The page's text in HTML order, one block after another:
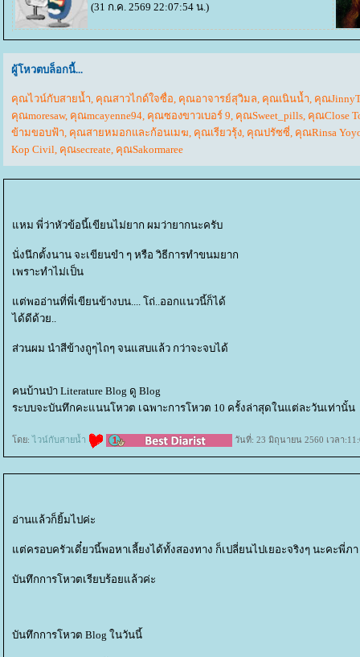
(31 ก.ค. 2569 22:07:54 น.)
ผู้โหวตบล็อกนี้...
คุณไวน์กับสายน้ำ, คุณสาวไกด์ใจซื่อ, คุณอาจารย์สุวิมล, คุณเนินน้ำ, คุณ
คุณmoresaw, คุณmcayenne94, คุณซองขาวเบอร์ 9, คุณSweet_pills, คุณClose
ข้ามขอบฟ้า, คุณสายหมอกและก้อนเมฆ, คุณเรียวรุ้ง, คุณปรัซซี่, คุณRinsa
Kop Civil, คุณsecreate, คุณSakormaree
หม พี่ว่าหัวข้อนี้เขียนไม่ยาก ผมว่ายากนะครับ
นั่งนึกตั้งนาน จะเขียนขำ ๆ หรือ วิธีการทำขนมยาก
เพราะทำไม่เป็น
ต่พออ่านที่พี่เขียนข้างบน.... โถ่..ออกแนวนี้ก็ได้
ได้ดีด้วย..
ส่วนผม นำสีข้างถูๆไถๆ จนแสบแล้ว กว่าจะจบได้
คนบ้านป่า Literature Blog ดู Blog
ระบบจะบันทึกคะแนนโหวต เฉพาะการโหวต 10 ครั้งล่าสุดในแต่ละวันเท่านั้น
ดย:ไวน์กับสายน้ำ วันที่: 23 มิถุนายน 2560 เวลา
อ่านแล้วก็ยิ้มไปค่ะ
ต่ครอบครัวเดี๋ยวนี้พอหาเลี้ยงได้ทั้งสองทาง ก็เปลี่ยนไปเยอะจริงๆ นะคะพี่ภา
บันทึกการโหวตเรียบร้อยแล้วค่ะ
บันทึกการโหวต Blog ในวันนี้